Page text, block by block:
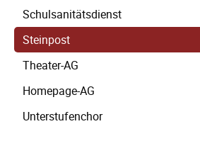
Schulsanitätsdienst
Steinpost
Theater-AG
Homepage-AG
Unterstufenchor